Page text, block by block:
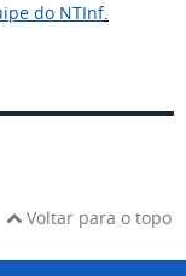
do NTInf.
Voltar para o topo